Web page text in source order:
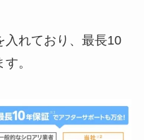
入れており、最長10
。